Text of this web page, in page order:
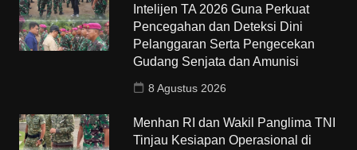
Intelijen TA 2026 Guna Perkuat
Pencegahan dan Deteksi Dini
Pelanggaran Serta Pengecekan
Gudang Senjata dan Amunisi
8 Agustus 2026
Menhan RI dan Wakil Panglima TNI
Tinjau Kesiapan Operasional di